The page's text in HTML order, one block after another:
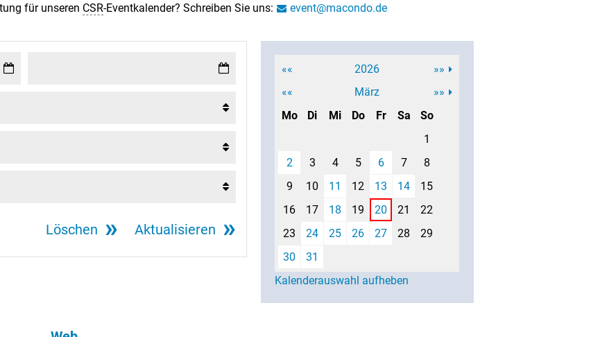
für unseren CSR-Eventkalender? Schreiben Sie uns: event@macondo.de
Löschen Aktualisieren
«« 2026
»»
««
März
»»
Mo
Di Mi Do Fr Sa
So
1
2
3 4 5 6 7
8
9
10 11 12 13 14
15
16
17 18 19 20 21
22
23
24 25 26 27 28
29
30
31
Kalenderauswahl aufheben